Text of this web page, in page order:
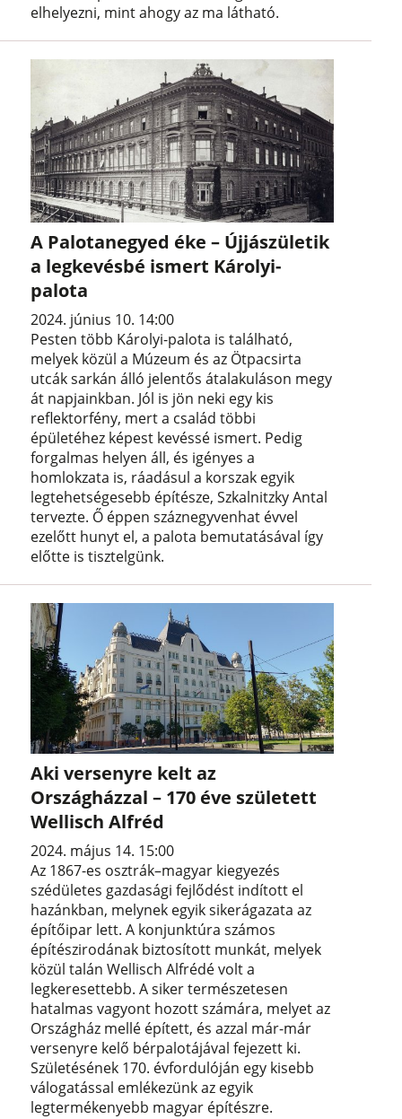
elhelyezni, mint ahogy az ma látható.
A Palotanegyed éke – Újjászületik
a legkevésbé ismert Károlyi-
palota
2024. június 10. 14:00
Pesten több Károlyi-palota is található,
melyek közül a Múzeum és az Ötpacsirta
utcák sarkán álló jelentős átalakuláson megy
át napjainkban. Jól is jön neki egy kis
reflektorfény, mert a család többi
épületéhez képest kevéssé ismert. Pedig
forgalmas helyen áll, és igényes a
homlokzata is, ráadásul a korszak egyik
legtehetségesebb építésze, Szkalnitzky Antal
tervezte. Ő éppen száznegyvenhat évvel
ezelőtt hunyt el, a palota bemutatásával így
előtte is tisztelgünk.
Aki versenyre kelt az
Országházzal – 170 éve született
Wellisch Alfréd
2024. május 14. 15:00
Az 1867-es osztrák–magyar kiegyezés
szédületes gazdasági fejlődést indított el
hazánkban, melynek egyik sikerágazata az
építőipar lett. A konjunktúra számos
építészirodának biztosított munkát, melyek
közül talán Wellisch Alfrédé volt a
legkeresettebb. A siker természetesen
hatalmas vagyont hozott számára, melyet az
Országház mellé épített, és azzal már-már
versenyre kelő bérpalotájával fejezett ki.
Születésének 170. évfordulóján egy kisebb
válogatással emlékezünk az egyik
legtermékenyebb magyar építészre.